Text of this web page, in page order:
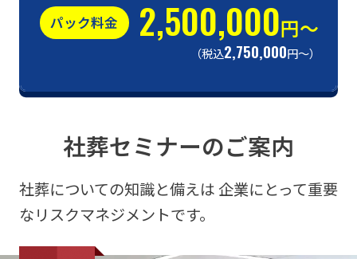
パック料金 2,500,000円〜
（税込2,750,000円〜）
社葬セミナーのご案内
社葬についての知識と備えは 企業にとって重要
なリスクマネジメントです。